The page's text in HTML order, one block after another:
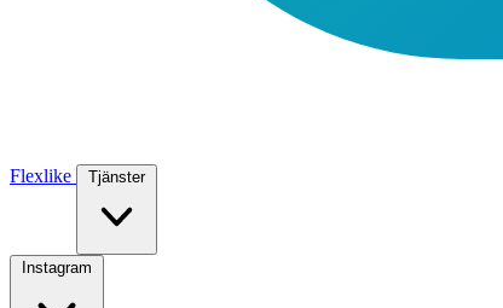
Flexlike Tjänster
Instagram